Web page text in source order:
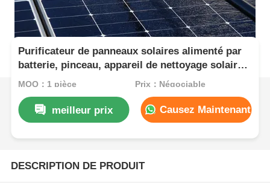
Purificateur de panneaux solaires alimenté par
batterie, pinceau, appareil de nettoyage solaire à
base d'eau, pôle télescopique
MOQ：1 pièce Prix：Négociable
meilleur prix Causez Maintenant
DESCRIPTION DE PRODUIT